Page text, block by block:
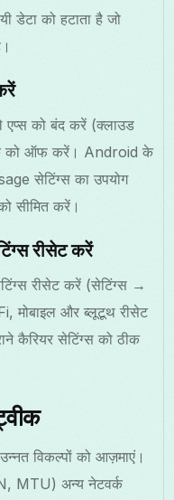
डेटा को हटाता है जो
एप्स को बंद करें (क्लाउड
को ऑफ करें। Android के
सेटिंग्स का उपयोग
सीमित करें।
रीसेट करें
रीसेट करें (सेटिंग्स →
मोबाइल और ब्लूटूथ रीसेट
कैरियर सेटिंग्स को ठीक
विकल्पों को आज़माएं।
MTU) अन्य नेटवर्क